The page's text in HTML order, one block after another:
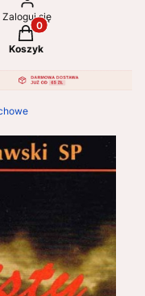
Zaloguj się
Produkty w koszyku:
Koszyk